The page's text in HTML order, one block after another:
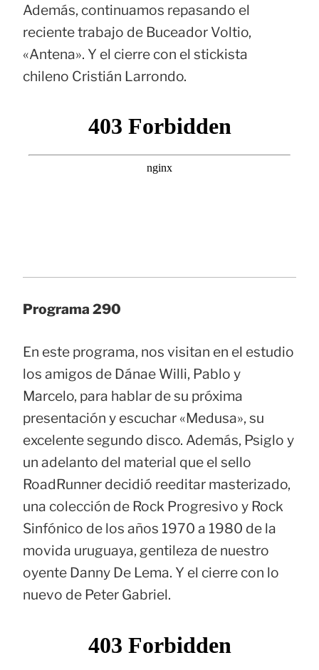
Además, continuamos repasando el
reciente trabajo de Buceador Voltio,
«Antena». Y el cierre con el stickista
chileno Cristián Larrondo.
Programa 290
En este programa, nos visitan en el estudio
los amigos de Dánae Willi, Pablo y
Marcelo, para hablar de su próxima
presentación y escuchar «Medusa», su
excelente segundo disco. Además, Psiglo y
un adelanto del material que el sello
RoadRunner decidió reeditar masterizado,
una colección de Rock Progresivo y Rock
Sinfónico de los años 1970 a 1980 de la
movida uruguaya, gentileza de nuestro
oyente Danny De Lema. Y el cierre con lo
nuevo de Peter Gabriel.